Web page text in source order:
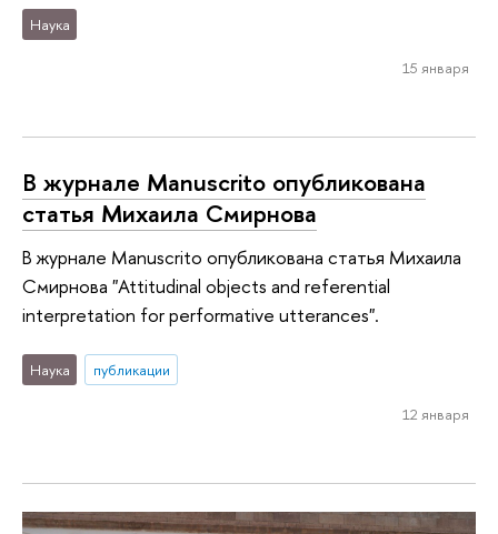
Наука
15 января
В журнале Manuscrito опубликована
статья Михаила Смирнова
В журнале Manuscrito опубликована статья Михаила
Смирнова "Attitudinal objects and referential
interpretation for performative utterances".
Наука публикации
12 января